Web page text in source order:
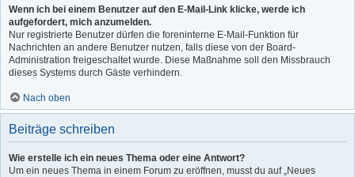
Wenn ich bei einem Benutzer auf den E-Mail-Link klicke, werde ich
aufgefordert, mich anzumelden.
Nur registrierte Benutzer dürfen die foreninterne E-Mail-Funktion für
Nachrichten an andere Benutzer nutzen, falls diese von der Board-
Administration freigeschaltet wurde. Diese Maßnahme soll den Missbrauch
dieses Systems durch Gäste verhindern.
Nach oben
Beiträge schreiben
Wie erstelle ich ein neues Thema oder eine Antwort?
Um ein neues Thema in einem Forum zu eröffnen, musst du auf „Neues